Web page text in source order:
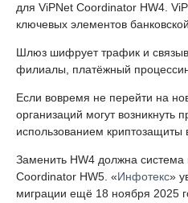
для ViPNet Coordinator HW4.
ключевых элементов
Шлюз шифрует трафик и
филиалы, платёжный
Если вовремя не перейти на
организаций могут возникнуть
использованием криптозащиты
Заменить HW4 должна система
Coordinator HW5. «Инфотекс»
миграции ещё 18 ноября 2025